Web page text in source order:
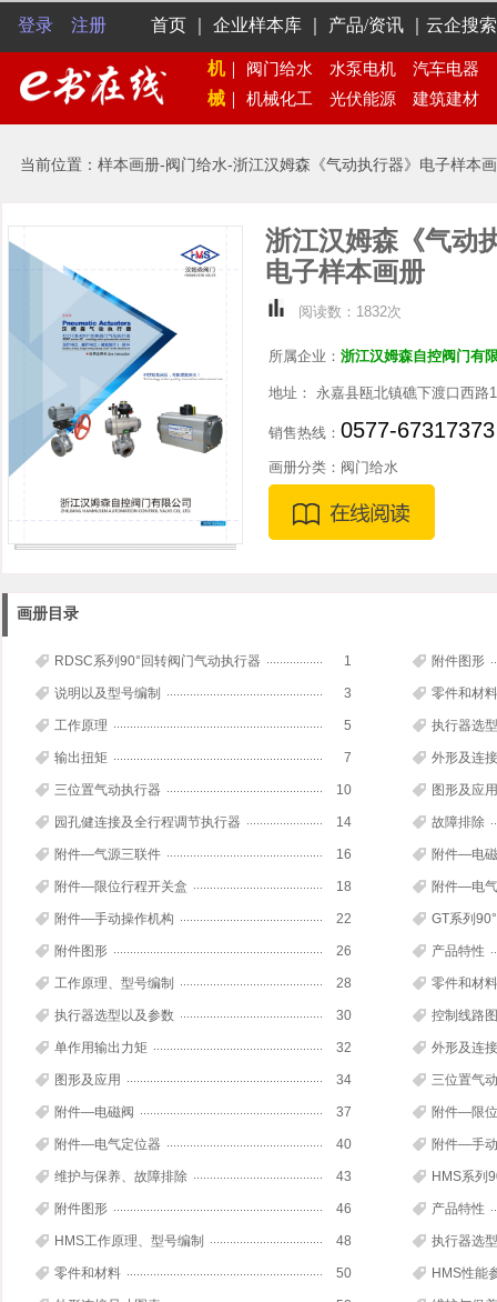
登录 注册 首页 企业样本库 产品/资讯 云企搜索
机｜ 阀门给水 水泵电机 汽车电器
械
机械化工 光伏能源 建筑建材
当前位置：样本画册-阀门给水-浙江汉姆森《气动执行器》电子样本
浙江汉姆森《气动
电子样本画册
阅读数：1832次
所属企业： 浙江汉姆森自控阀门有
地址： 永嘉县瓯北镇礁下渡口西
销售热线： 0577-67317373
画册分类：阀门给水
画册目录
RDSC系列90°回转阀门气动执行器 1 附件图形
说明以及型号编制 3 零件和材料
工作原理 5 执行器选
输出扭矩 7 外形及连
三位置气动执行器 10 图形及应用
园孔健连接及全行程调节执行器 14 故障排除
附件—气源三联件 16 附件—电
附件—限位行程开关盒 18 附件—电
附件—手动操作机构 22 GT系列
附件图形 26 产品特性
工作原理、型号编制 28 零件和材料
执行器选型以及参数 30 控制线路
单作用输出力矩 32 外形及连
图形及应用 34 三位置气
附件—电磁阀 37 附件—限
附件—电气定位器 40 附件—手
维护与保养、故障排除 43 HMS系列
附件图形 46 产品特性
HMS工作原理、型号编制 48 执行器选
零件和材料 50 HMS性能